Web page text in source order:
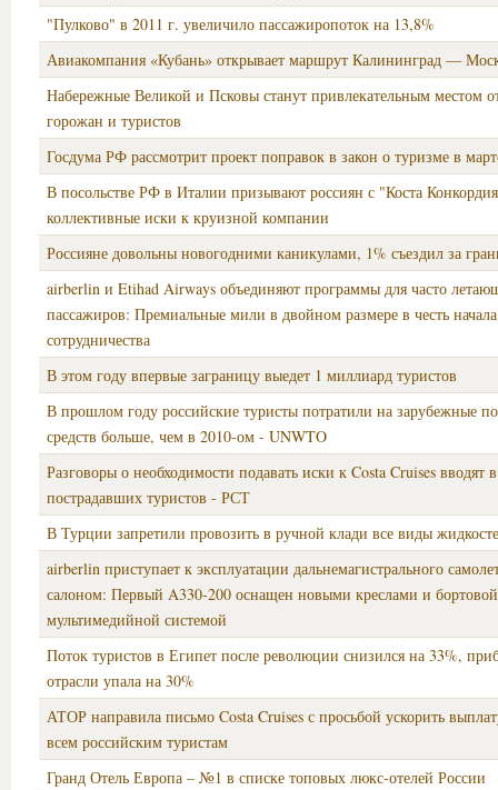
"Пулково" в 2011 г. увеличило пассажиропоток на 13,8%
Авиакомпания «Кубань» открывает маршрут Калининград —
Набережные Великой и Псковы станут привлекательным местом
горожан и туристов
Госдума РФ рассмотрит проект поправок в закон о туризме в
В посольстве РФ в Италии призывают россиян с "Коста
коллективные иски к круизной компании
Россияне довольны новогодними каникулами, 1% съездил за
airberlin и Etihad Airways объединяют программы для часто
пассажиров: Премиальные мили в двойном размере в честь начала
сотрудничества
В этом году впервые заграницу выедет 1 миллиард туристов
В прошлом году российские туристы потратили на зарубежные
средств больше, чем в 2010-ом - UNWTO
Разговоры о необходимости подавать иски к Costa Cruises вводят
пострадавших туристов - РСТ
В Турции запретили провозить в ручной клади все виды
airberlin приступает к эксплуатации дальнемагистрального
салоном: Первый A330-200 оснащен новыми креслами и бортовой
мультимедийной системой
Поток туристов в Египет после революции снизился на 33%,
отрасли упала на 30%
АТОР направила письмо Costa Cruises с просьбой ускорить
всем российским туристам
Гранд Отель Европа – №1 в списке топовых люкс-отелей России